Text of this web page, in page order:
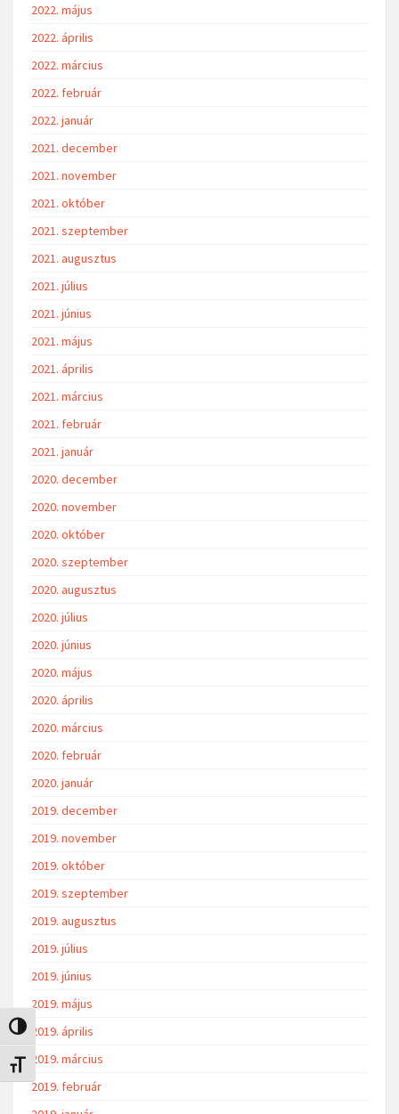
Nagy kontraszt váltása
Betűméret váltása
2022. május
2022. április
2022. március
2022. február
2022. január
2021. december
2021. november
2021. október
2021. szeptember
2021. augusztus
2021. július
2021. június
2021. május
2021. április
2021. március
2021. február
2021. január
2020. december
2020. november
2020. október
2020. szeptember
2020. augusztus
2020. július
2020. június
2020. május
2020. április
2020. március
2020. február
2020. január
2019. december
2019. november
2019. október
2019. szeptember
2019. augusztus
2019. július
2019. június
2019. május
2019. április
2019. március
2019. február